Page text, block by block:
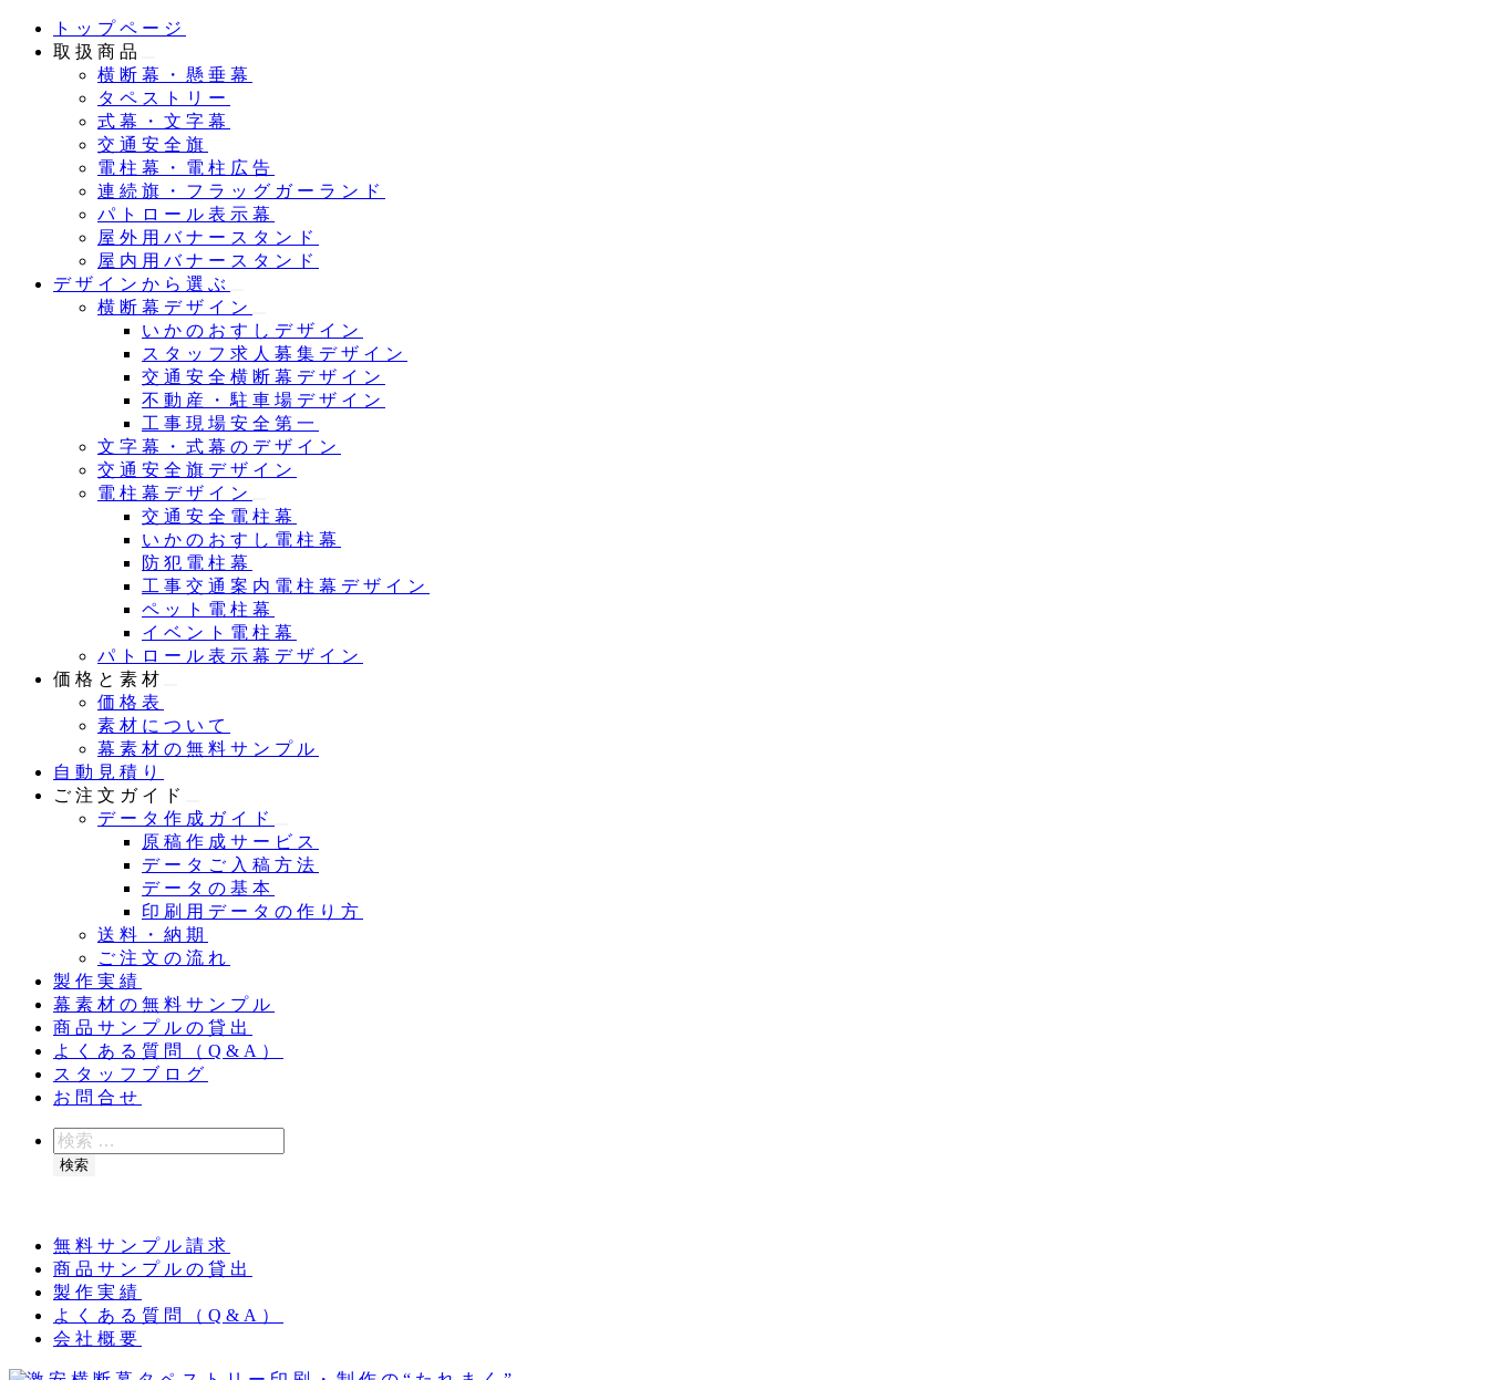
トップページ
取扱商品
横断幕・懸垂幕
タペストリー
式幕・文字幕
交通安全旗
電柱幕・電柱広告
連続旗・フラッグガーランド
パトロール表示幕
屋外用バナースタンド
屋内用バナースタンド
デザインから選ぶ
横断幕デザイン
いかのおすしデザイン
スタッフ求人募集デザイン
交通安全横断幕デザイン
不動産・駐車場デザイン
工事現場安全第一
文字幕・式幕のデザイン
交通安全旗デザイン
電柱幕デザイン
交通安全電柱幕
いかのおすし電柱幕
防犯電柱幕
工事交通案内電柱幕デザイン
ペット電柱幕
イベント電柱幕
パトロール表示幕デザイン
価格と素材
価格表
素材について
幕素材の無料サンプル
自動見積り
ご注文ガイド
データ作成ガイド
原稿作成サービス
データご入稿方法
データの基本
印刷用データの作り方
送料・納期
ご注文の流れ
製作実績
幕素材の無料サンプル
商品サンプルの貸出
よくある質問（Q&A）
スタッフブログ
お問合せ
検
索
検索
無料サンプル請求
商品サンプルの貸出
製作実績
よくある質問（Q&A）
会社概要